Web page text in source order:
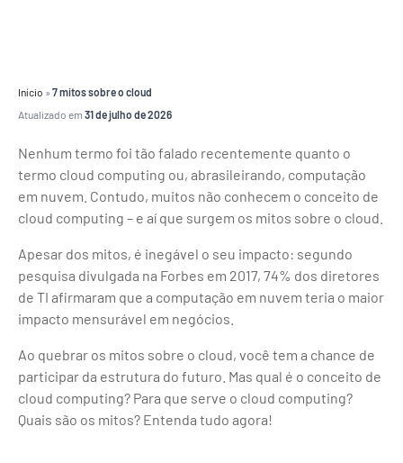
Início »7 mitos sobre o cloud
Atualizado em 31 de julho de 2026
Nenhum termo foi tão falado recentemente quanto o
termo cloud computing ou, abrasileirando, computação
em nuvem. Contudo, muitos não conhecem o conceito de
cloud computing – e aí que surgem os mitos sobre o cloud.
Apesar dos mitos, é inegável o seu impacto: segundo
pesquisa divulgada na Forbes em 2017, 74% dos diretores
de TI afirmaram que a computação em nuvem teria o maior
impacto mensurável em negócios.
Ao quebrar os mitos sobre o cloud, você tem a chance de
participar da estrutura do futuro. Mas qual é o conceito de
cloud computing? Para que serve o cloud computing?
Quais são os mitos? Entenda tudo agora!